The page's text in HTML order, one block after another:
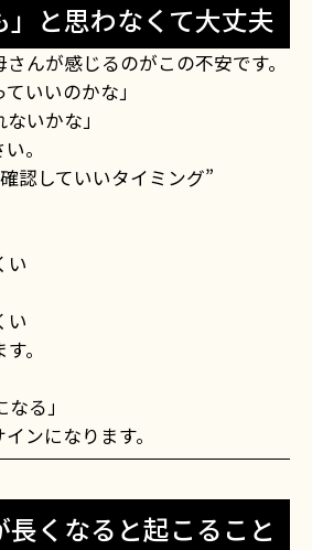
」と思わなくて大丈夫
んが感じるのがこの不安です。
いいのかな」
いかな」
。
認していいタイミング”
い
い
。
る」
ンになります。
長くなると起こること